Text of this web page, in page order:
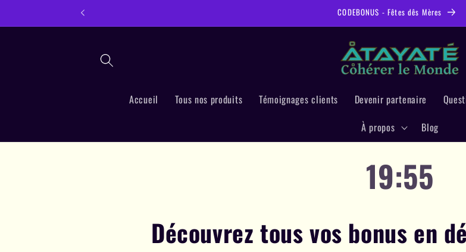
CODEBONUS - Fêtes dês Mères
Accueil Tous nos produits Témoignages clients Devenir partenaire
À propos
Blog
19:53
Découvrez tous vos bonus en